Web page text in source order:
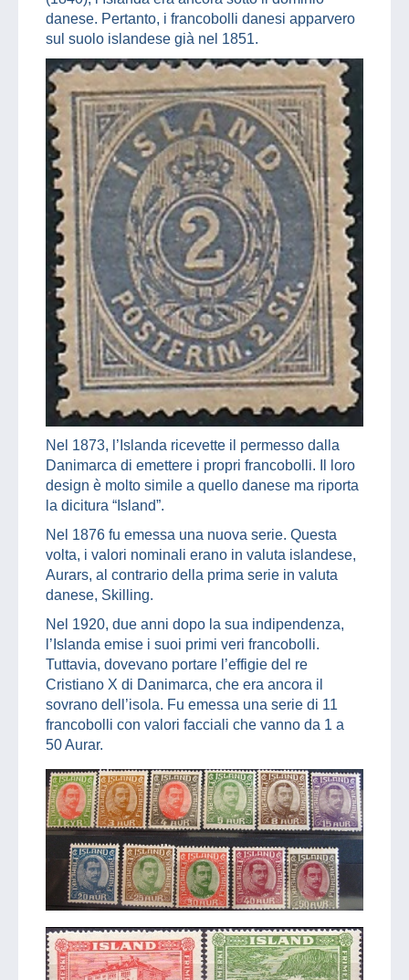
danese. Pertanto, i francobolli danesi apparvero
sul suolo islandese già nel 1851.
Nel 1873, l’Islanda ricevette il permesso dalla
Danimarca di emettere i propri francobolli. Il loro
design è molto simile a quello danese ma riporta
la dicitura “Island”.
Nel 1876 fu emessa una nuova serie. Questa
volta, i valori nominali erano in valuta islandese,
Aurars, al contrario della prima serie in valuta
danese, Skilling.
Nel 1920, due anni dopo la sua indipendenza,
l’Islanda emise i suoi primi veri francobolli.
Tuttavia, dovevano portare l’effigie del re
Cristiano X di Danimarca, che era ancora il
sovrano dell’isola. Fu emessa una serie di 11
francobolli con valori facciali che vanno da 1 a
50 Aurar.